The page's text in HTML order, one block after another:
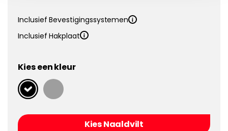
Inclusief Bevestigingssystemen
Inclusief Hakplaat
Kies een kleur
Kies Naaldvilt